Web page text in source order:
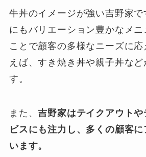
牛丼のイメージが強い吉野家
にもバリエーション豊かなメニ
ことで顧客の多様なニーズに応
えば、すき焼き丼や親子丼な
す。
また、吉野家はテイクアウト
ビスにも注力し、多くの顧客
います。